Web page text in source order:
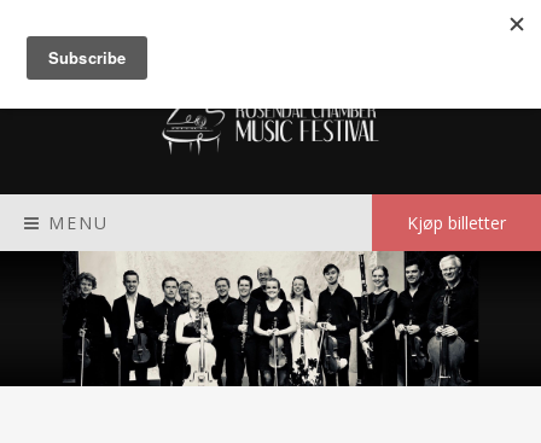
MENU Kjøp billetter